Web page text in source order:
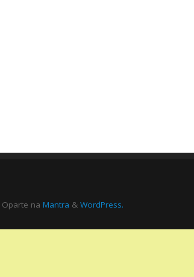
na Mantra & WordPress.